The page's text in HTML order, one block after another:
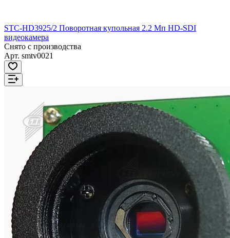
STC-HD3925/2 Поворотная купольная 2.2 Мп HD-SDI
видеокамера
Снято с производства
Арт. smtv0021